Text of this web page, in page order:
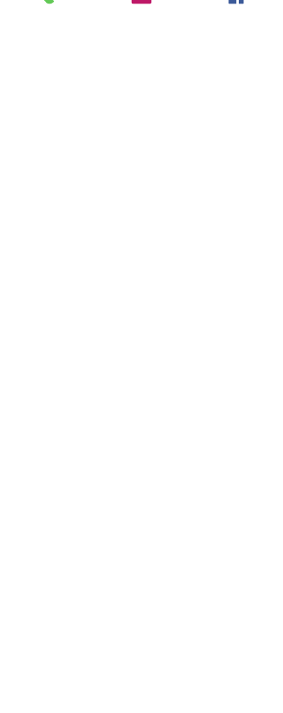
madera de cedro, garantizando un